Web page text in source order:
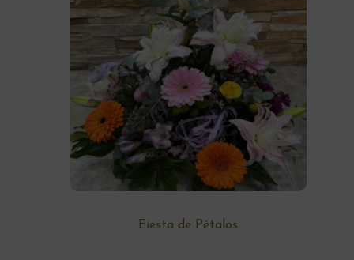
Fiesta de Pétalos